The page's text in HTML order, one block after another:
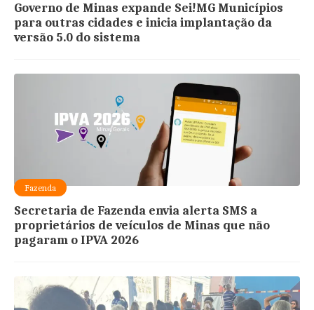
Governo de Minas expande Sei!MG Municípios
para outras cidades e inicia implantação da
versão 5.0 do sistema
Fazenda
Secretaria de Fazenda envia alerta SMS a
proprietários de veículos de Minas que não
pagaram o IPVA 2026